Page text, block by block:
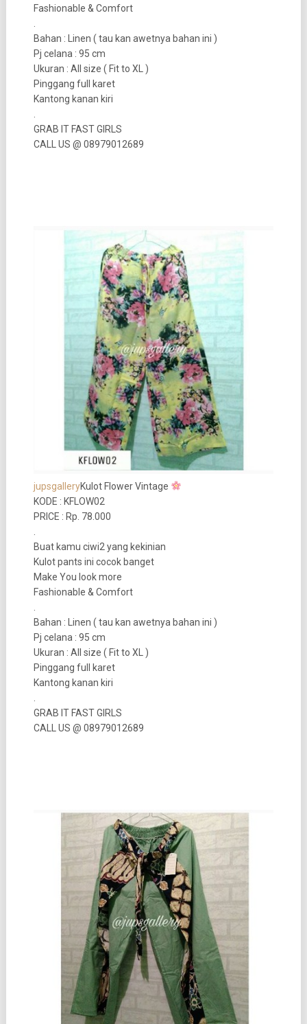
Fashionable & Comfort
Bahan : Linen ( tau kan awetnya bahan ini )
Pj celana : 95 cm
Ukuran : All size ( Fit to XL )
Pinggang full karet
Kantong kanan kiri
GRAB IT FAST GIRLS
CALL US @ 08979012689
jupsgalleryKulot Flower Vintage
KODE : KFLOW02
PRICE : Rp. 78.000
Buat kamu ciwi2 yang kekinian
Kulot pants ini cocok banget
Make You look more
Fashionable & Comfort
Bahan : Linen ( tau kan awetnya bahan ini )
Pj celana : 95 cm
Ukuran : All size ( Fit to XL )
Pinggang full karet
Kantong kanan kiri
GRAB IT FAST GIRLS
CALL US @ 08979012689